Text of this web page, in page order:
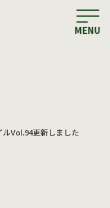
ルVol.94更新しました